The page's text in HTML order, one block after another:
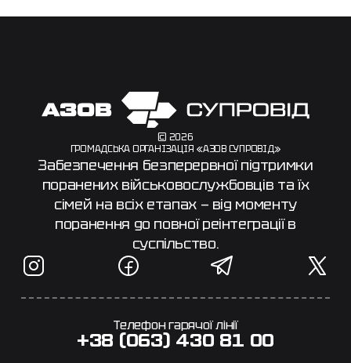
© 2026
ГРОМАДСЬКА ОРГАНІЗАЦІЯ «АЗОВ СУПРОВІД»
Забезпечення безперервної підтримки
поранених військовослужбовців та їх
сімей на всіх етапах — від моменту
поранення до повної реінтеграції в
суспільство.
Телефон гарячої лінії
+38 (063) 430 81 00